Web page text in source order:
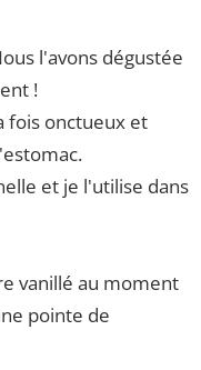
l'avons dégustée
!
fois onctueux et
et je l'utilise dans
vanillé au moment
pointe de